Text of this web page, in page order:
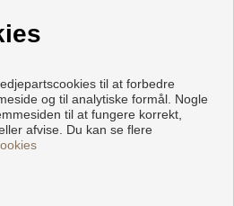
til at forbedre
og til analytiske formål. Nogle
til at fungere korrekt,
afvise. Du kan se flere